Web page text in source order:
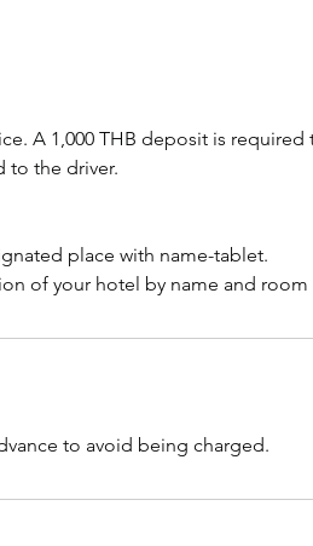
A 1,000 THB deposit is required
to the driver.
place with name-tablet.
to avoid being charged.